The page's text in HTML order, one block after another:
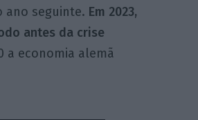
ano seguinte. Em 2023,
antes da crise
a economia alemã